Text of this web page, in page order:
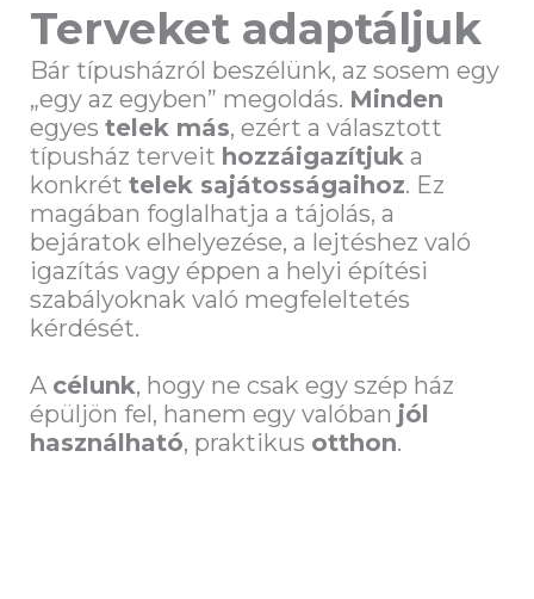
Terveket adaptáljuk
Bár típusházról beszélünk, az sosem egy
„egy az egyben” megoldás. Minden
egyes telek más, ezért a választott
típusház terveit hozzáigazítjuk a
konkrét telek sajátosságaihoz. Ez
magában foglalhatja a tájolás, a
bejáratok elhelyezése, a lejtéshez való
igazítás vagy éppen a helyi építési
szabályoknak való megfeleltetés
kérdését.
A célunk, hogy ne csak egy szép ház
épüljön fel, hanem egy valóban jól
használható, praktikus otthon.